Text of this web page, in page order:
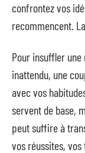
confrontez vos
recommencent.
Pour insuffler
inattendu, une
avec vos
servent de base,
peut suffire à
vos réussites, vos